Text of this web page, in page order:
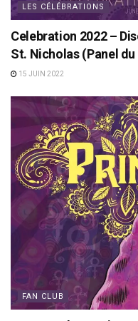
LES CÉLÉBRATIONS
Celebration 2022 –
St. Nicholas (Panel du
15 JUIN 2022
FAN CLUB